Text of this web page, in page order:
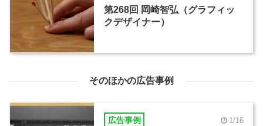
第268回 岡崎智弘（グラフィッ
クデザイナー）
そのほかの広告事例
広告事例 1/16